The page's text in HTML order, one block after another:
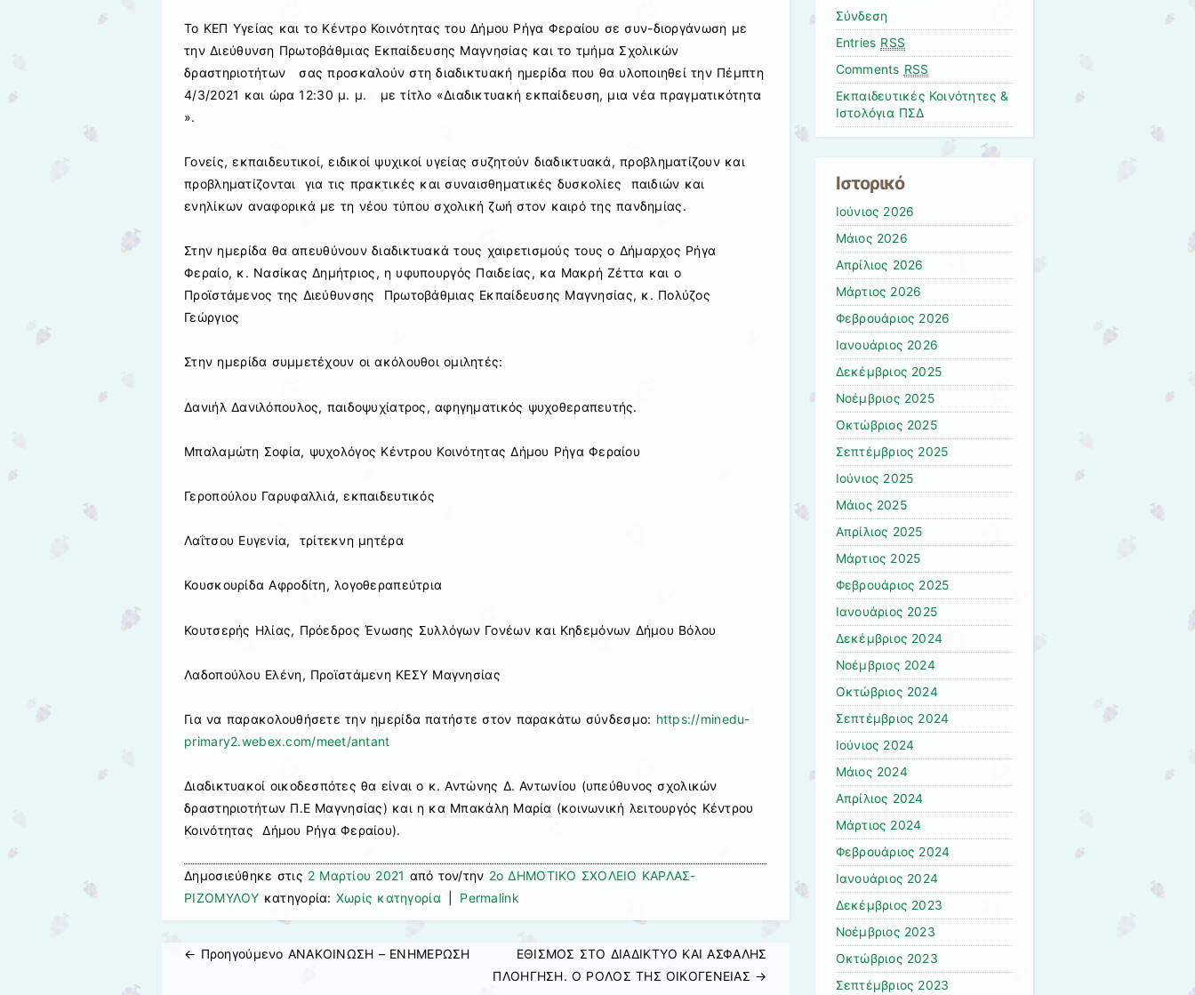
To ΚΕΠ Υγείας και το Κέντρο Κοινότητας του Δήμου Ρήγα Φεραίου σε συν-διοργάνωση με
την Διεύθυνση Πρωτοβάθμιας Εκπαίδευσης Μαγνησίας και το τμήμα Σχολικών
δραστηριοτήτων σας προσκαλούν στη διαδικτυακή ημερίδα που θα υλοποιηθεί την Πέμπτη
4/3/2021 και ώρα 12:30 μ. μ. με τίτλο «Διαδικτυακή εκπαίδευση, μια νέα πραγματικότητα
».
Γονείς, εκπαιδευτικοί, ειδικοί ψυχικοί υγείας συζητούν διαδικτυακά, προβληματίζουν και
προβληματίζονται για τις πρακτικές και συναισθηματικές δυσκολίες παιδιών και
ενηλίκων αναφορικά με τη νέου τύπου σχολική ζωή στον καιρό της πανδημίας.
Στην ημερίδα θα απευθύνουν διαδικτυακά τους χαιρετισμούς τους ο Δήμαρχος Ρήγα
Φεραίο, κ. Νασίκας Δημήτριος, η υφυπουργός Παιδείας, κα Μακρή Ζέττα και ο
Προϊστάμενος της Διεύθυνσης Πρωτοβάθμιας Εκπαίδευσης Μαγνησίας, κ. Πολύζος
Γεώργιος
Στην ημερίδα συμμετέχουν οι ακόλουθοι ομιλητές:
Δανιήλ Δανιλόπουλος, παιδοψυχίατρος, αφηγηματικός ψυχοθεραπευτής.
Μπαλαμώτη Σοφία, ψυχολόγος Κέντρου Κοινότητας Δήμου Ρήγα Φεραίου
Γεροπούλου Γαρυφαλλιά, εκπαιδευτικός
Λαΐτσου Ευγενία, τρίτεκνη μητέρα
Κουσκουρίδα Αφροδίτη, λογοθεραπεύτρια
Κουτσερής Ηλίας, Πρόεδρος Ένωσης Συλλόγων Γονέων και Κηδεμόνων Δήμου Βόλου
Λαδοπούλου Ελένη, Προϊστάμενη ΚΕΣΥ Μαγνησίας
Για να παρακολουθήσετε την ημερίδα πατήστε στον παρακάτω σύνδεσμο: https://minedu-
primary2.webex.com/meet/antant
Διαδικτυακοί οικοδεσπότες θα είναι ο κ. Αντώνης Δ. Αντωνίου (υπεύθυνος σχολικών
δραστηριοτήτων Π.Ε Μαγνησίας) και η κα Μπακάλη Μαρία (κοινωνική λειτουργός Κέντρου
Κοινότητας Δήμου Ρήγα Φεραίου).
Δημοσιεύθηκε στις 2 Μαρτίου 2021 από τον/την 2ο ΔΗΜΟΤΙΚΟ ΣΧΟΛΕΙΟ ΚΑΡΛΑΣ-
ΡΙΖΟΜΥΛΟΥ κατηγορία: Χωρίς κατηγορία Permalink
Πλοήγηση άρθρων
← Προηγούμενo ΑΝΑΚΟΙΝΩΣΗ – ΕΝΗΜΕΡΩΣΗ
ΕΘΙΣΜΟΣ ΣΤΟ ΔΙΑΔΙΚΤΥΟ ΚΑΙ ΑΣΦΑΛΗΣ
ΠΛΟΗΓΗΣΗ. Ο ΡΟΛΟΣ ΤΗΣ ΟΙΚΟΓΕΝΕΙΑΣ →
Σύνδεση
Entries RSS
Comments RSS
Εκπαιδευτικές Κοινότητες &
Ιστολόγια ΠΣΔ
Ιστορικό
Ιούνιος 2026
Μάιος 2026
Απρίλιος 2026
Μάρτιος 2026
Φεβρουάριος 2026
Ιανουάριος 2026
Δεκέμβριος 2025
Νοέμβριος 2025
Οκτώβριος 2025
Σεπτέμβριος 2025
Ιούνιος 2025
Μάιος 2025
Απρίλιος 2025
Μάρτιος 2025
Φεβρουάριος 2025
Ιανουάριος 2025
Δεκέμβριος 2024
Νοέμβριος 2024
Οκτώβριος 2024
Σεπτέμβριος 2024
Ιούνιος 2024
Μάιος 2024
Απρίλιος 2024
Μάρτιος 2024
Φεβρουάριος 2024
Ιανουάριος 2024
Δεκέμβριος 2023
Νοέμβριος 2023
Οκτώβριος 2023
Σεπτέμβριος 2023